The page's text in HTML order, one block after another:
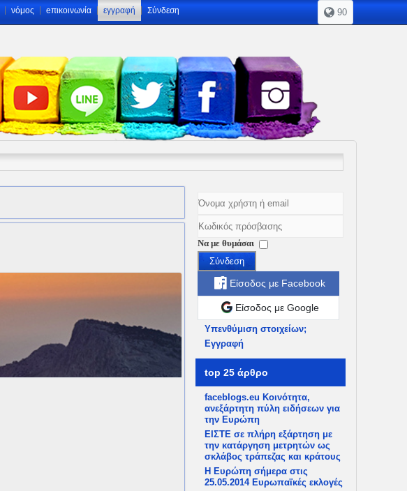
90
νόμος eπικοινωνία εγγραφή Σύνδεση
Να με θυμάσαι
Σύνδεση
Είσοδος με Facebook
Είσοδος με Google
Υπενθύμιση στοιχείων;
Εγγραφή
top 25 άρθρο
faceblogs.eu Κοινότητα,
ανεξάρτητη πύλη ειδήσεων για
την Ευρώπη
ΕΙΣΤΕ σε πλήρη εξάρτηση με
την κατάργηση μετρητών ως
σκλάβος τράπεζας και κράτους
Η Ευρώπη σήμερα στις
25.05.2014 Ευρωπαϊκές εκλογές